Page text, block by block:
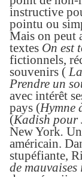
instructive
pointu ou
Mais on peut
textes On est
fictionnels,
souvenirs (
Prendre un
avec intérêt
pays (Hymne
(Kadish pour
New York.
américain.
stupéfiante,
de